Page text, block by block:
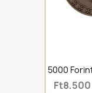
5000
Ft8,500